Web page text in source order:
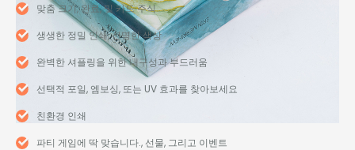
맞춤 크기, 완료, 및 카드 주식
생생한 정밀 인쇄, 선명한 색상
완벽한 셔플링을 위한 내구성과 부드러움
선택적 포일, 엠보싱, 또는 UV 효과를 찾아보세요
친환경 인쇄
파티 게임에 딱 맞습니다., 선물, 그리고 이벤트